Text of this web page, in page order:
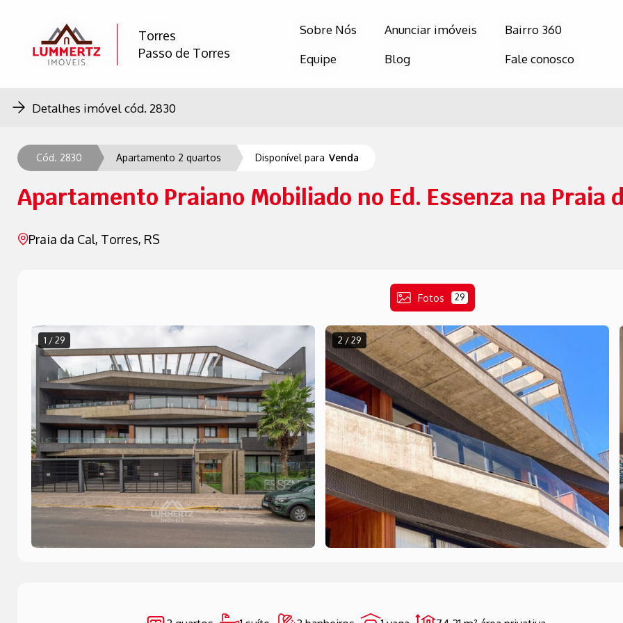
Torres
Passo de Torres
Sobre Nós
Equipe
Anunciar imóveis
Blog
Bairro 360
Fale conosco
Torres
Passo de Torres
Sobre Nós
Equipe
Anunciar imóveis
Blog
Bairro 360
Fale conosco
Detalhes imóvel cód. 2830
Cód. 2830 Apartamento 2 quartos Disponível para Venda
Apartamento Praiano Mobiliado no Ed. Essenza na Praia
Praia da Cal, Torres, RS
Fotos 29
1 / 29 2 / 29